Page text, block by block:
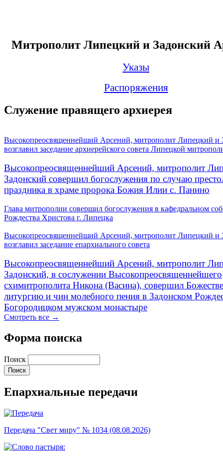
Митрополит Липецкий и Задонский
Указы
Распоряжения
Служение правящего архиерея
Высокопреосвященнейший Арсений, митрополит Липецкий и
возглавил заседание архиерейского совета Липецкой
Высокопреосвященнейший Арсений, митрополит
Задонский совершил богослужения по случаю
праздника в храме пророка Божия Илии с. Панино
Глава митрополии совершил богослужения в кафедральном
Рождества Христова г. Липецка
Высокопреосвященнейший Арсений, митрополит Липецкий и
возглавил заседание епархиального совета
Высокопреосвященнейший Арсений, митрополит
Задонский, в сослужении Высокопреосвященнейшего
схимитрополита Никона (Васина), совершил
литургию и чин молебного пения в Задонском
Богородицком мужском монастыре
Смотреть все →
Форма поиска
Поиск
Епархиальные передачи
Передача "Свет миру" № 1034 (08.08.2026)